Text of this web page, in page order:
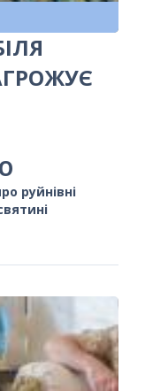
руйнівні